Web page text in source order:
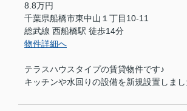
8.8万円
千葉県船橋市東中山１丁目10-11
総武線 西船橋駅 徒歩14分
物件詳細へ
テラスハウスタイプの賃貸物件です♪
キッチンや水回りの設備を新規設置しまし